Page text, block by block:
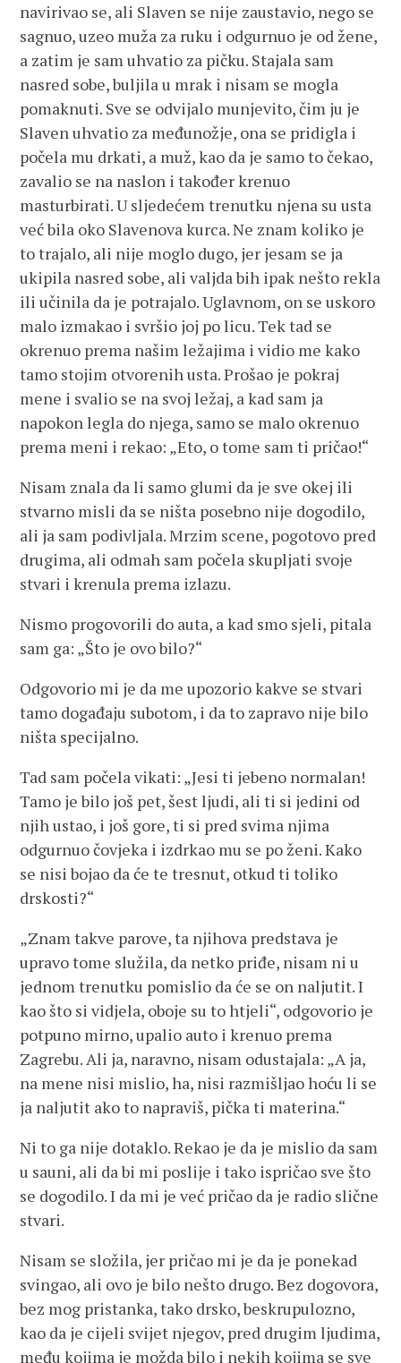
navirivao se, ali Slaven se nije zaustavio, nego se
sagnuo, uzeo muža za ruku i odgurnuo je od žene,
a zatim je sam uhvatio za pičku. Stajala sam
nasred sobe, buljila u mrak i nisam se mogla
pomaknuti. Sve se odvijalo munjevito, čim ju je
Slaven uhvatio za međunožje, ona se pridigla i
počela mu drkati, a muž, kao da je samo to čekao,
zavalio se na naslon i također krenuo
masturbirati. U sljedećem trenutku njena su usta
već bila oko Slavenova kurca. Ne znam koliko je
to trajalo, ali nije moglo dugo, jer jesam se ja
ukipila nasred sobe, ali valjda bih ipak nešto rekla
ili učinila da je potrajalo. Uglavnom, on se uskoro
malo izmakao i svršio joj po licu. Tek tad se
okrenuo prema našim ležajima i vidio me kako
tamo stojim otvorenih usta. Prošao je pokraj
mene i svalio se na svoj ležaj, a kad sam ja
napokon legla do njega, samo se malo okrenuo
prema meni i rekao: „Eto, o tome sam ti pričao!“
Nisam znala da li samo glumi da je sve okej ili
stvarno misli da se ništa posebno nije dogodilo,
ali ja sam podivljala. Mrzim scene, pogotovo pred
drugima, ali odmah sam počela skupljati svoje
stvari i krenula prema izlazu.
Nismo progovorili do auta, a kad smo sjeli, pitala
sam ga: „Što je ovo bilo?“
Odgovorio mi je da me upozorio kakve se stvari
tamo događaju subotom, i da to zapravo nije bilo
ništa specijalno.
Tad sam počela vikati: „Jesi ti jebeno normalan!
Tamo je bilo još pet, šest ljudi, ali ti si jedini od
njih ustao, i još gore, ti si pred svima njima
odgurnuo čovjeka i izdrkao mu se po ženi. Kako
se nisi bojao da će te tresnut, otkud ti toliko
drskosti?“
„Znam takve parove, ta njihova predstava je
upravo tome služila, da netko priđe, nisam ni u
jednom trenutku pomislio da će se on naljutit. I
kao što si vidjela, oboje su to htjeli“, odgovorio je
potpuno mirno, upalio auto i krenuo prema
Zagrebu. Ali ja, naravno, nisam odustajala: „A ja,
na mene nisi mislio, ha, nisi razmišljao hoću li se
ja naljutit ako to napraviš, pička ti materina.“
Ni to ga nije dotaklo. Rekao je da je mislio da sam
u sauni, ali da bi mi poslije i tako ispričao sve što
se dogodilo. I da mi je već pričao da je radio slične
stvari.
Nisam se složila, jer pričao mi je da je ponekad
svingao, ali ovo je bilo nešto drugo. Bez dogovora,
bez mog pristanka, tako drsko, beskrupulozno,
kao da je cijeli svijet njegov, pred drugim ljudima,
među kojima je možda bilo i nekih kojima se sve